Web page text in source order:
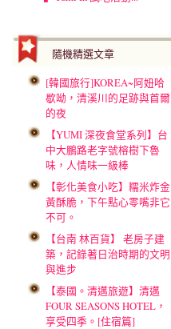
隨機精選文章
[韓國旅行]KOREA~阿妞哈
歇呦，清溪川的足跡與首爾
的夜
【YUMI 深夜食堂系列】台
中大鵬路老字號榕樹下魯
味，人情味一級棒
【彰化美食小吃】糯米炸金
黃酥脆，下午點心零嘴非它
不可。
【台南 林百貨】 老房子建
築，記錄著日治時期的文明
與進步
【泰國。清邁旅遊】清邁
FOUR SEASONS HOTEL，
享受四季。[住宿篇]